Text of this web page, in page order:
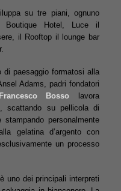
su tre piani, ognuno
Boutique Hotel, Luce il
il Rooftop il lounge bar
di paesaggio formatosi alla
Adams, padri fondatori
Francesco Bosso lavora
, scattando su pellicola di
personalmente
gelatina d’argento con
un processo
uno dei principali interpreti